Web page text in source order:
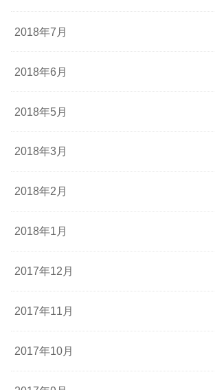
2018年7月
2018年6月
2018年5月
2018年3月
2018年2月
2018年1月
2017年12月
2017年11月
2017年10月